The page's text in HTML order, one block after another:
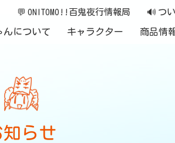
💬 ONITOMO!!百鬼夜行情報局 🔊 つ
んについて キャラクター 商品情
知らせ